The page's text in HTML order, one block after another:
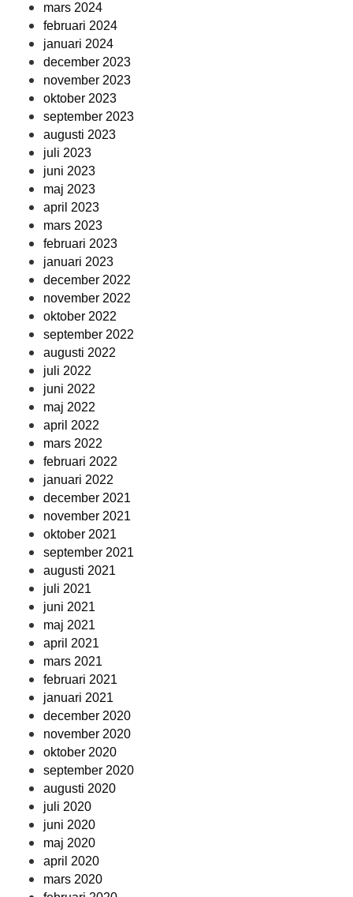
mars 2024
februari 2024
januari 2024
december 2023
november 2023
oktober 2023
september 2023
augusti 2023
juli 2023
juni 2023
maj 2023
april 2023
mars 2023
februari 2023
januari 2023
december 2022
november 2022
oktober 2022
september 2022
augusti 2022
juli 2022
juni 2022
maj 2022
april 2022
mars 2022
februari 2022
januari 2022
december 2021
november 2021
oktober 2021
september 2021
augusti 2021
juli 2021
juni 2021
maj 2021
april 2021
mars 2021
februari 2021
januari 2021
december 2020
november 2020
oktober 2020
september 2020
augusti 2020
juli 2020
juni 2020
maj 2020
april 2020
mars 2020